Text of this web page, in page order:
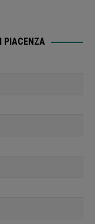
PIACENZA